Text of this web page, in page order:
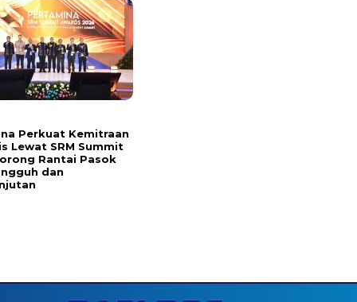
Perkuat Kemitraan
Lewat SRM Summit
Rantai Pasok
dan